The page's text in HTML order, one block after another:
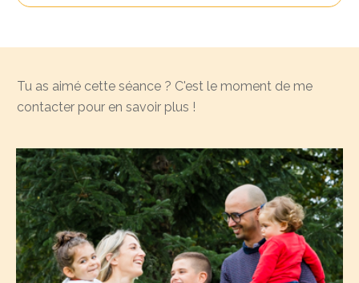
Tu as aimé cette séance ? C'est le moment de me
contacter pour en savoir plus !